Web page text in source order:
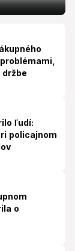
držbe
ľudí:
policajnom
o